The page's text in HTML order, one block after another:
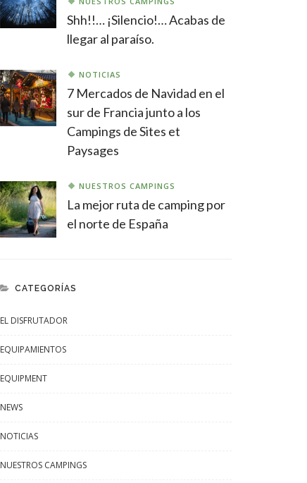
Shh!!… ¡Silencio!… Acabas de
llegar al paraíso.
NOTICIAS
7 Mercados de Navidad en el
sur de Francia junto a los
Campings de Sites et
Paysages
NUESTROS CAMPINGS
La mejor ruta de camping por
el norte de España
CATEGORÍAS
EL DISFRUTADOR
EQUIPAMIENTOS
EQUIPMENT
NEWS
NOTICIAS
NUESTROS CAMPINGS